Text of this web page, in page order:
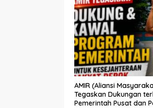
AMIR (Aliansi
Tegaskan Dukungan
Pemerintah Pusat dan